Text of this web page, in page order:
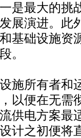
是最大的挑
展演进。此
基础设施资
。
所有者和
以便在无需
供电方案最
计之初便将